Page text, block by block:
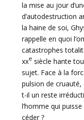
la mise au jour
d’autodestruction
la haine de soi,
rappelle en quoi
catastrophes
xxesiècle hante
sujet. Face à la
pulsion de cruauté,
t-il un reste
l’homme qui
céder ?